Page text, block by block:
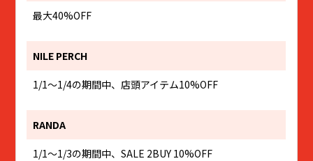
最大40%OFF
NILE PERCH
1/1～1/4の期間中、店頭アイテム10%OFF
RANDA
1/1～1/3の期間中、SALE 2BUY 10%OFF